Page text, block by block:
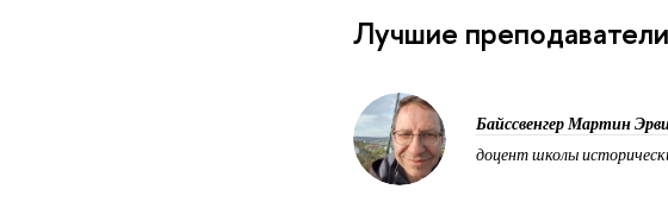
Лучшие
Байссвенгер Мартин
доцент школы